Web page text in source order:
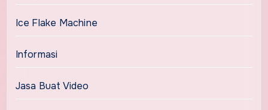
Ice Flake Machine
Informasi
Jasa Buat Video